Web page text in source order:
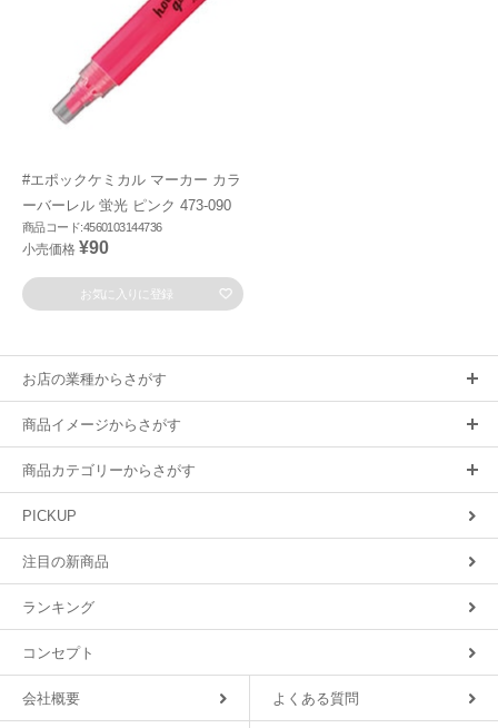
#エポックケミカル マーカー カラ
ーバーレル 蛍光 ピンク 473-090
商品コード:4560103144736
小売価格 ¥90
お気に入りに登録
お店の業種からさがす
商品イメージからさがす
商品カテゴリーからさがす
PICKUP
注目の新商品
ランキング
コンセプト
会社概要 よくある質問